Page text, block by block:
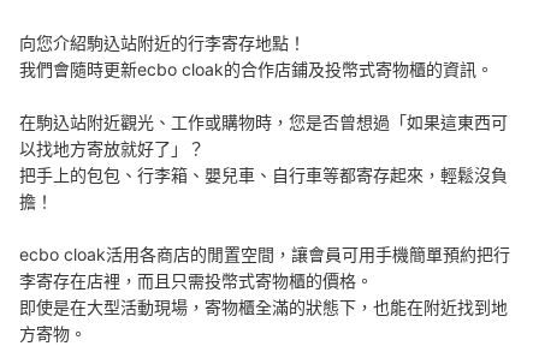
从JR駒込駅站步行0分钟。
本日營業時間:04:00〜00:00
向您介紹駒込站附近的行李寄存地點！
我們會隨時更新ecbo cloak的合作店鋪及投幣式寄物櫃的資訊。
在駒込站附近觀光、工作或購物時，您是否曾想過「如果這東西可
以找地方寄放就好了」？
把手上的包包、行李箱、嬰兒車、自行車等都寄存起來，輕鬆沒負
擔！
ecbo cloak活用各商店的閒置空間，讓會員可用手機簡單預約把行
李寄存在店裡，而且只需投幣式寄物櫃的價格。
即使是在大型活動現場，寄物櫃全滿的狀態下，也能在附近找到地
方寄物。